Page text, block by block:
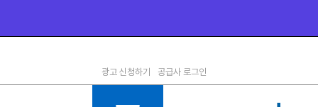
1등급
11등급
광고 신청하기 공급사 로그인